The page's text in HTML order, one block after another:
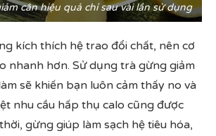
cân hiệu quả chỉ sau vài lần sử dụng
kích thích hệ trao đổi chất, nên cơ
nhanh hơn. Sử dụng trà gừng giảm
sẽ khiến bạn luôn cảm thấy no và
nhu cầu hấp thụ calo cũng được
gừng giúp làm sạch hệ tiêu hóa,